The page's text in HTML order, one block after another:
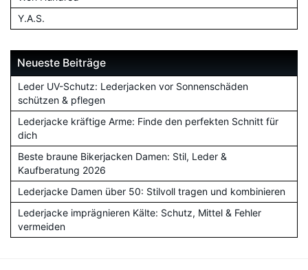
Y.A.S.
Neueste Beiträge
Leder UV-Schutz: Lederjacken vor Sonnenschäden
schützen & pflegen
Lederjacke kräftige Arme: Finde den perfekten Schnitt für
dich
Beste braune Bikerjacken Damen: Stil, Leder &
Kaufberatung 2026
Lederjacke Damen über 50: Stilvoll tragen und kombinieren
Lederjacke imprägnieren Kälte: Schutz, Mittel & Fehler
vermeiden